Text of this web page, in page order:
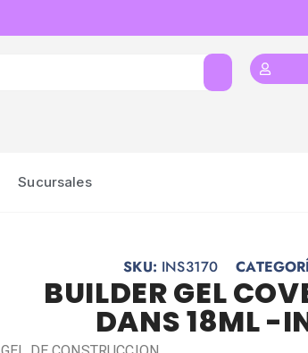
Sucursales
SKU: INS3170
BUILDER GEL
DANS 18ML -